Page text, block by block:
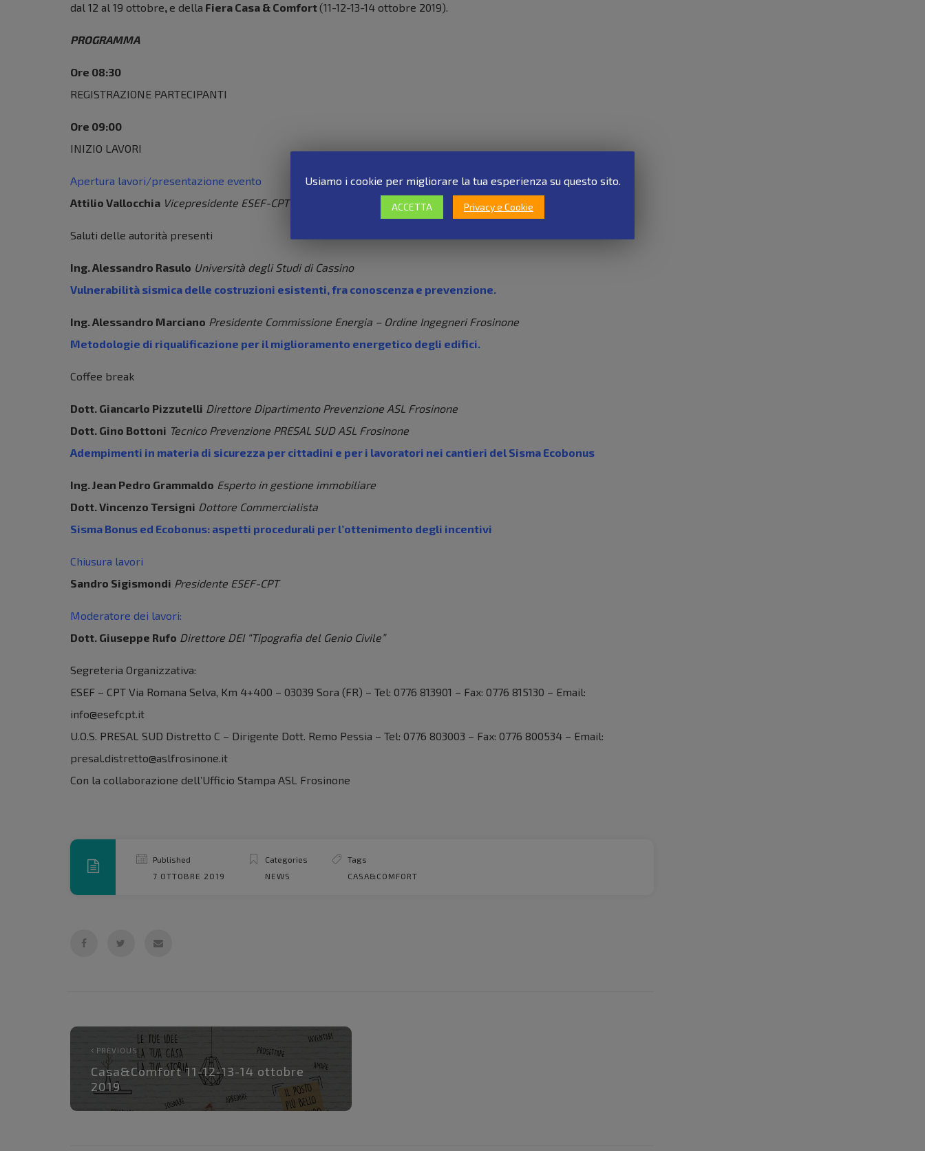
dal 12 al 19 ottobre,e della Fiera Casa & Comfort(11-12-13-14 ottobre 2019).
PROGRAMMA
Ore 08:30
REGISTRAZIONE PARTECIPANTI
Ore 09:00
INIZIO LAVORI
Apertura lavori/presentazione evento
Attilio Vallocchia Vicepresidente ESEF-CPT
Saluti delle autorità presenti
Ing. Alessandro Rasulo Università degli Studi di Cassino
Vulnerabilità sismica delle costruzioni esistenti, fra conoscenza e prevenzione.
Ing. Alessandro Marciano Presidente Commissione Energia – Ordine Ingegneri Frosinone
Metodologie di riqualificazione per il miglioramento energetico degli edifici.
Coffee break
Dott. Giancarlo Pizzutelli Direttore Dipartimento Prevenzione ASL Frosinone
Dott. Gino Bottoni Tecnico Prevenzione PRESAL SUD ASL Frosinone
Adempimenti in materia di sicurezza per cittadini e per i lavoratori nei cantieri del Sisma Ecobonus
Ing. Jean Pedro Grammaldo Esperto in gestione immobiliare
Dott. Vincenzo Tersigni Dottore Commercialista
Sisma Bonus ed Ecobonus: aspetti procedurali per l’ottenimento degli incentivi
Chiusura lavori
Sandro Sigismondi Presidente ESEF-CPT
Moderatore dei lavori:
Dott. Giuseppe Rufo Direttore DEI “Tipografia del Genio Civile”
Segreteria Organizzativa:
ESEF – CPT Via Romana Selva, Km 4+400 – 03039 Sora (FR) – Tel: 0776 813901 – Fax: 0776 815130 – Email:
info@esefcpt.it
U.O.S. PRESAL SUD Distretto C – Dirigente Dott. Remo Pessia – Tel: 0776 803003 – Fax: 0776 800534 – Email:
presal.distretto@aslfrosinone.it
Con la collaborazione dell’Ufficio Stampa ASL Frosinone
Published
7 OTTOBRE 2019
Categories
NEWS
Tags
CASA&COMFORT
PREVIOUS
Casa&Comfort 11-12-13-14 ottobre
2019
Usiamo i cookie per migliorare la tua esperienza su questo sito.
ACCETTA Privacy e Cookie